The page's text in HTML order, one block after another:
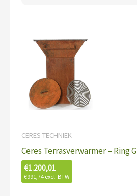
CERES TECHNIEK
Ceres Terrasverwarmer – Ring
€1.200,01
€991,74 excl. BTW